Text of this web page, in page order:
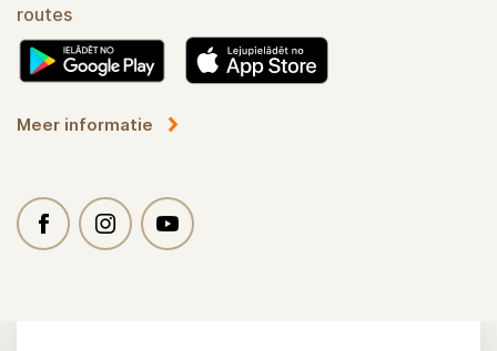
routes
Meer informatie